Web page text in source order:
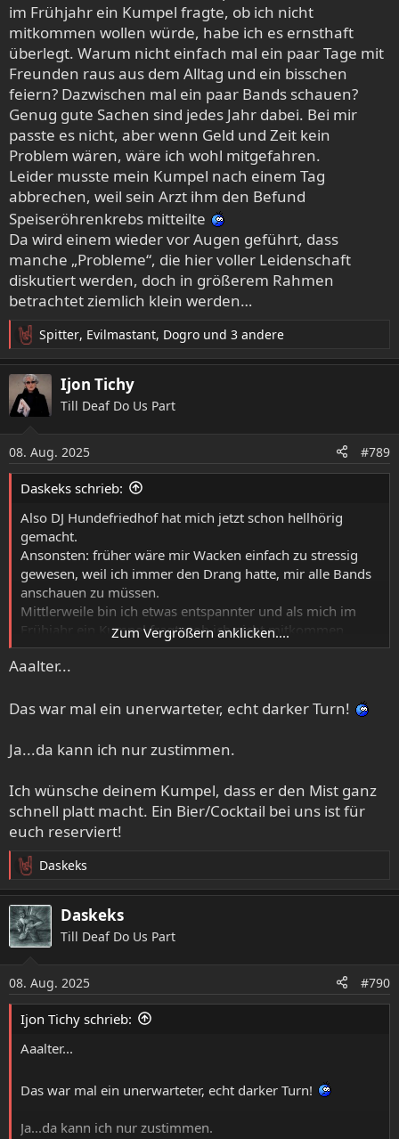
im Frühjahr ein Kumpel fragte, ob ich nicht
mitkommen wollen würde, habe ich es ernsthaft
überlegt. Warum nicht einfach mal ein paar Tage mit
Freunden raus aus dem Alltag und ein bisschen
feiern? Dazwischen mal ein paar Bands schauen?
Genug gute Sachen sind jedes Jahr dabei. Bei mir
passte es nicht, aber wenn Geld und Zeit kein
Problem wären, wäre ich wohl mitgefahren.
Leider musste mein Kumpel nach einem Tag
abbrechen, weil sein Arzt ihm den Befund
Speiseröhrenkrebs mitteilte
Da wird einem wieder vor Augen geführt, dass
manche „Probleme“, die hier voller Leidenschaft
diskutiert werden, doch in größerem Rahmen
betrachtet ziemlich klein werden…
R
e
a
k
t
n
e
n
Spitter, Evilmastant, Dogro und 3 andere
Ijon Tichy
Till Deaf Do Us Part
08. Aug. 2025 #789
Daskeks schrieb:
Also DJ Hundefriedhof hat mich jetzt schon hellhörig
gemacht.
Ansonsten: früher wäre mir Wacken einfach zu stressig
gewesen, weil ich immer den Drang hatte, mir alle Bands
anschauen zu müssen.
Mittlerweile bin ich etwas entspannter und als mich im
Frühjahr ein Kumpel fragte, ob ich nicht mitkommen
wollen würde, habe ich es ernsthaft überlegt. Warum nicht
einfach mal ein paar Tage mit Freunden raus aus dem
Bands schauen? Genug gute Sachen sind jedes Jahr dabei.
Problem wären, wäre ich wohl mitgefahren.
Leider musste mein Kumpel nach einem Tag abbrechen,
Da wird einem wieder vor Augen geführt, dass manche
„Probleme“, die hier voller Leidenschaft diskutiert werden,
doch in größerem Rahmen betrachtet ziemlich klein
werden…
Zum Vergrößern anklicken....
Aaalter...
Das war mal ein unerwarteter, echt darker Turn!
Ja...da kann ich nur zustimmen.
Ich wünsche deinem Kumpel, dass er den Mist ganz
schnell platt macht. Ein Bier/Cocktail bei uns ist für
euch reserviert!
R
e
a
k
t
n
e
n
Daskeks
Daskeks
Till Deaf Do Us Part
08. Aug. 2025 #790
Ijon Tichy schrieb:
Aaalter...
Das war mal ein unerwarteter, echt darker Turn!
Ja...da kann ich nur zustimmen.